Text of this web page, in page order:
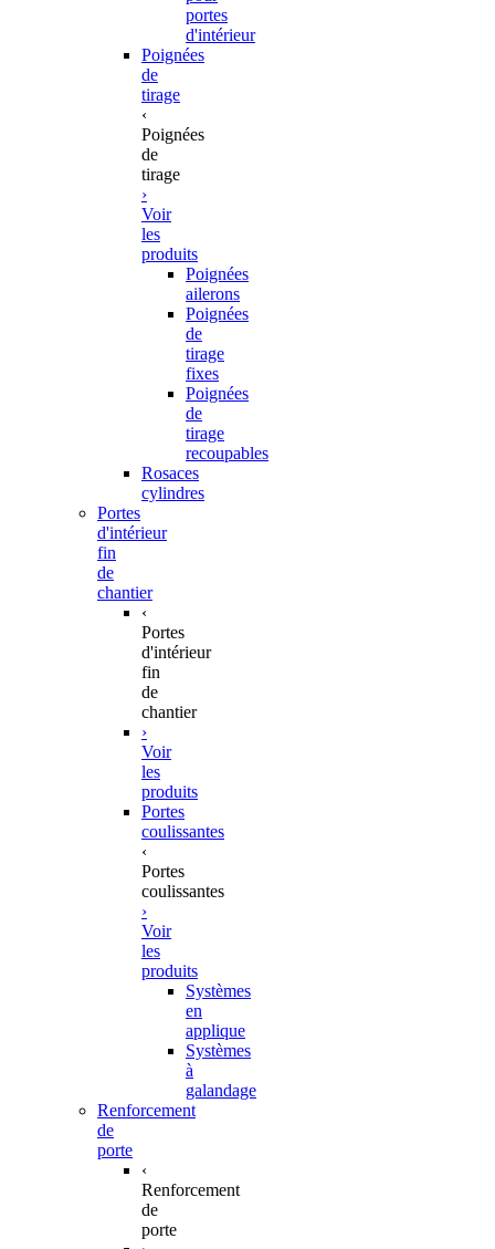
portes
d'intérieur
Poignées
de
tirage
‹
Poignées
de
tirage
›
Voir
les
produits
Poignées
ailerons
Poignées
de
tirage
fixes
Poignées
de
tirage
recoupables
Rosaces
cylindres
Portes
d'intérieur
fin
de
chantier
‹
Portes
d'intérieur
fin
de
chantier
›
Voir
les
produits
Portes
coulissantes
‹
Portes
coulissantes
›
Voir
les
produits
Systèmes
en
applique
Systèmes
à
galandage
Renforcement
de
porte
‹
Renforcement
de
porte